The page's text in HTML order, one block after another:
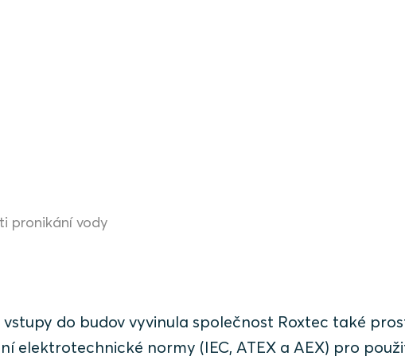
pronikání vody
do budov vyvinula společnost Roxtec také
elektrotechnické normy (IEC, ATEX a AEX) pro